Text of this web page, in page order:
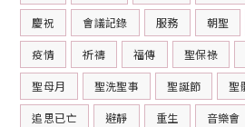
慶祝 會議記錄 服務 朝聖
疫情 祈禱 福傳 聖保祿
聖母月 聖洗聖事 聖誕節 聖
追思已亡 避靜 重生 音樂會